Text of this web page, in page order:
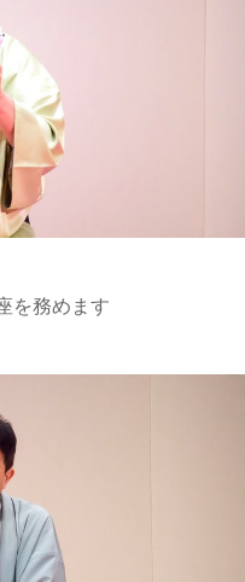
を務めます